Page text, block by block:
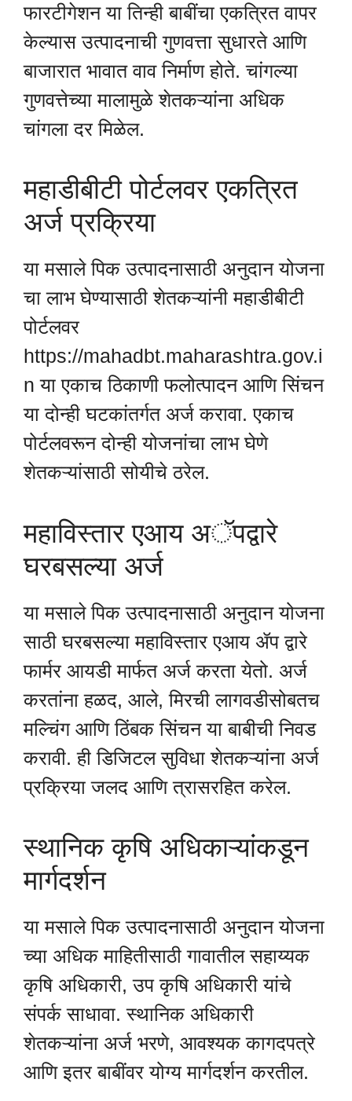
फारटीगेशन या तिन्ही बाबींचा एकत्रित वापर
केल्यास उत्पादनाची गुणवत्ता सुधारते आणि
बाजारात भावात वाव निर्माण होते. चांगल्या
गुणवत्तेच्या मालामुळे शेतकऱ्यांना अधिक
चांगला दर मिळेल.
महाडीबीटी पोर्टलवर एकत्रित
अर्ज प्रक्रिया
या मसाले पिक उत्पादनासाठी अनुदान योजना
चा लाभ घेण्यासाठी शेतकऱ्यांनी महाडीबीटी
पोर्टलवर
https://mahadbt.maharashtra.gov.i
n या एकाच ठिकाणी फलोत्पादन आणि सिंचन
या दोन्ही घटकांतर्गत अर्ज करावा. एकाच
पोर्टलवरून दोन्ही योजनांचा लाभ घेणे
शेतकऱ्यांसाठी सोयीचे ठरेल.
महाविस्तार एआय अॅपद्वारे
घरबसल्या अर्ज
या मसाले पिक उत्पादनासाठी अनुदान योजना
साठी घरबसल्या महाविस्तार एआय ॲप द्वारे
फार्मर आयडी मार्फत अर्ज करता येतो. अर्ज
करतांना हळद, आले, मिरची लागवडीसोबतच
मल्चिंग आणि ठिंबक सिंचन या बाबीची निवड
करावी. ही डिजिटल सुविधा शेतकऱ्यांना अर्ज
प्रक्रिया जलद आणि त्रासरहित करेल.
स्थानिक कृषि अधिकाऱ्यांकडून
मार्गदर्शन
या मसाले पिक उत्पादनासाठी अनुदान योजना
च्या अधिक माहितीसाठी गावातील सहाय्यक
कृषि अधिकारी, उप कृषि अधिकारी यांचे
संपर्क साधावा. स्थानिक अधिकारी
शेतकऱ्यांना अर्ज भरणे, आवश्यक कागदपत्रे
आणि इतर बाबींवर योग्य मार्गदर्शन करतील.